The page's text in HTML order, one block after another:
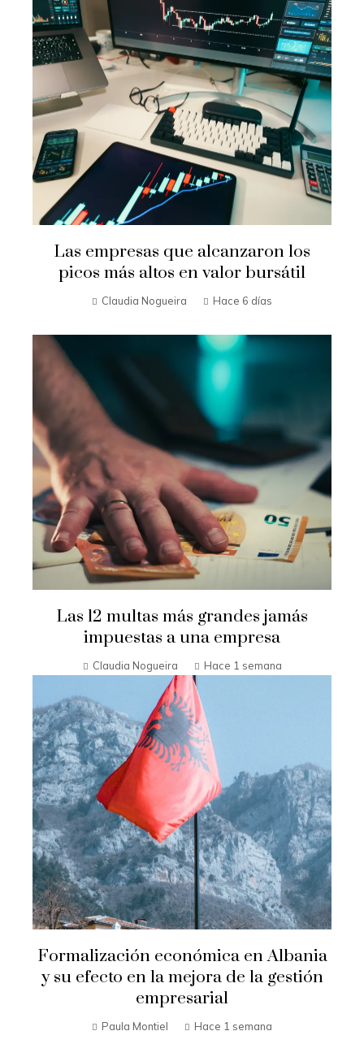
Las empresas que alcanzaron los
picos más altos en valor bursátil
Claudia Nogueira Hace 6 días
Las 12 multas más grandes jamás
impuestas a una empresa
Claudia Nogueira Hace 1 semana
Formalización económica en Albania
y su efecto en la mejora de la gestión
empresarial
Paula Montiel Hace 1 semana